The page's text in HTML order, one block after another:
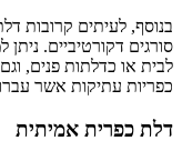
בנוסף, לעיתים קרובות
סורגים דקורטיביים.
לבית או כדלתות פנים,
כפריות עתיקות אשר
דלת כפרית אמיתית